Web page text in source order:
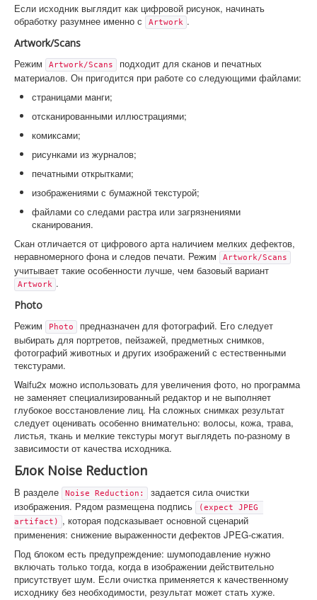
Если исходник выглядит как цифровой рисунок, начинать
обработку разумнее именно с
Artwork .
Artwork/Scans
Режим
Artwork/Scans
подходит для сканов и печатных
материалов. Он пригодится при работе со следующими файлами:
страницами манги;
отсканированными иллюстрациями;
комиксами;
рисунками из журналов;
печатными открытками;
изображениями с бумажной текстурой;
файлами со следами растра или загрязнениями
сканирования.
Скан отличается от цифрового арта наличием мелких дефектов,
неравномерного фона и следов печати. Режим
Artwork/Scans
учитывает такие особенности лучше, чем базовый вариант
Artwork .
Photo
Режим
Photo
предназначен для фотографий. Его следует
выбирать для портретов, пейзажей, предметных снимков,
фотографий животных и других изображений с естественными
текстурами.
Waifu2x можно использовать для увеличения фото, но программа
не заменяет специализированный редактор и не выполняет
глубокое восстановление лиц. На сложных снимках результат
следует оценивать особенно внимательно: волосы, кожа, трава,
листья, ткань и мелкие текстуры могут выглядеть по-разному в
зависимости от качества исходника.
Блок Noise Reduction
В разделе Noise Reduction:
задается сила очистки
изображения. Рядом размещена подпись
(expect JPEG
artifact)
, которая подсказывает основной сценарий
применения: снижение выраженности дефектов JPEG-сжатия.
Под блоком есть предупреждение: шумоподавление нужно
включать только тогда, когда в изображении действительно
присутствует шум. Если очистка применяется к качественному
исходнику без необходимости, результат может стать хуже.